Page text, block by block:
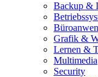
Backup &
Grafik &
Lernen &
Multimedia
Security